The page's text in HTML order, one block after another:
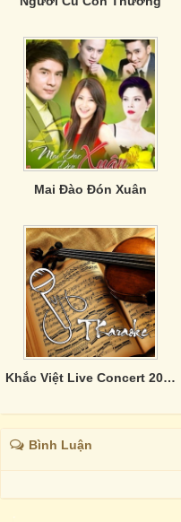
Mai Đào Đón Xuân
Khắc Việt Live Concert 2019 - Gặp Gỡ Thanh Xuân
Bình Luận